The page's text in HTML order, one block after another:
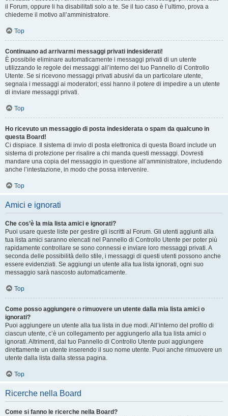
il Forum, oppure li ha disabilitati solo a te. Se il tuo caso è l’ultimo, prova a
chiederne il motivo all’amministratore.
Top
Continuano ad arrivarmi messaggi privati indesiderati!
È possibile eliminare automaticamente i messaggi privati ​​di un utente
utilizzando le regole dei messaggi all’interno del tuo Pannello di Controllo
Utente. Se si ricevono messaggi privati ​​abusivi da un particolare utente,
segnala i messaggi ai moderatori; essi hanno il potere di impedire a un utente
di inviare messaggi privati​​.
Top
Ho ricevuto un messaggio di posta indesiderata o spam da qualcuno in
questa Board!
Ci dispiace. Il sistema di invio di posta elettronica di questa Board include un
sistema di protezione per risalire a chi manda questi messaggi. Dovresti
mandare una copia del messaggio in questione all’amministratore, includendo
anche l’intestazione, in modo che possa intervenire.
Top
Amici e ignorati
Che cos’è la mia lista amici e ignorati?
Puoi usare queste liste per gestire gli iscritti al Forum. Gli utenti aggiunti alla
tua lista amici saranno elencati nel Pannello di Controllo Utente per poter più
rapidamente controllare se sono connessi e inviare loro messaggi privati. A
seconda delle possibilità dello stile, i messaggi di questi utenti possono anche
essere evidenziati. Se aggiungi un utente alla tua lista ignorati, ogni suo
messaggio sarà nascosto automaticamente.
Top
Come posso aggiungere o rimuovere un utente dalla mia lista amici o
ignorati?
Puoi aggiungere un utente alla tua lista in due modi. All’interno del profilo di
ciascun utente, c’è un collegamento per aggiungerlo alla tua lista amici o
ignorati. Altrimenti, dal tuo Pannello di Controllo Utente puoi aggiungere
direttamente un utente inserendo il suo nome utente. Puoi anche rimuovere un
utente dalla lista dalla stessa pagina.
Top
Ricerche nella Board
Come si fanno le ricerche nella Board?